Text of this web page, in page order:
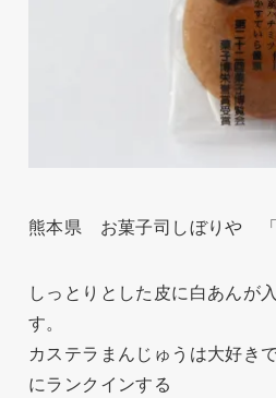
熊本県 お菓子司しぼりや 「
しっとりとした皮に白あんが
す。
カステラまんじゅうは大好き
にランクインする